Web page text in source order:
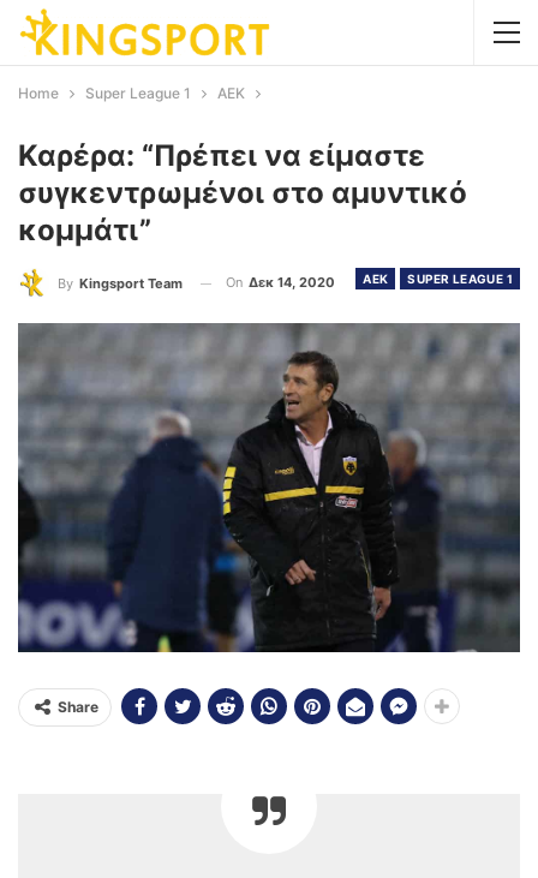
Home Super League 1 AEK
Καρέρα: “Πρέπει να είμαστε
συγκεντρωμένοι στο αμυντικό
κομμάτι”
AEK SUPER LEAGUE 1
By Kingsport Team On Δεκ 14, 2020
Share